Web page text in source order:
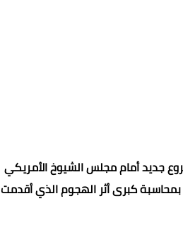
جديد أمام مجلس الشيوخ الأمريكي
كبرى أثر الهجوم الذي أقدمت